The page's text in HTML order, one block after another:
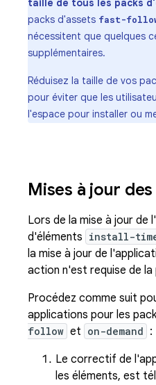
taille de tous les packs
packs d'assets fast-
nécessitent que quelques
supplémentaires.
Réduisez la taille de vos
pour éviter que les
l'espace pour installer ou
Mises à jour
Lors de la mise à jour de
d'éléments install-
la mise à jour de
action n'est requise de
Procédez comme suit
applications pour les
follow et on-demand :
Le correctif de
les éléments, est